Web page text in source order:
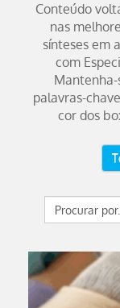
Conteúdo
nas
sínteses em
com
palavras-
cor dos